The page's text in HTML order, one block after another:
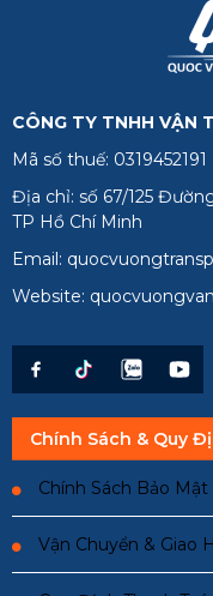
Vĩnh Long
Phú Quốc
CÔNG TY TNHH VẬN
Mã số thuế: 0319452191
Địa chỉ: số 67/125
TP Hồ Chí Minh
Email:
Website:
Chính Sách & Quy
Chính Sách Bảo Mật
Vận Chuyển & Giao